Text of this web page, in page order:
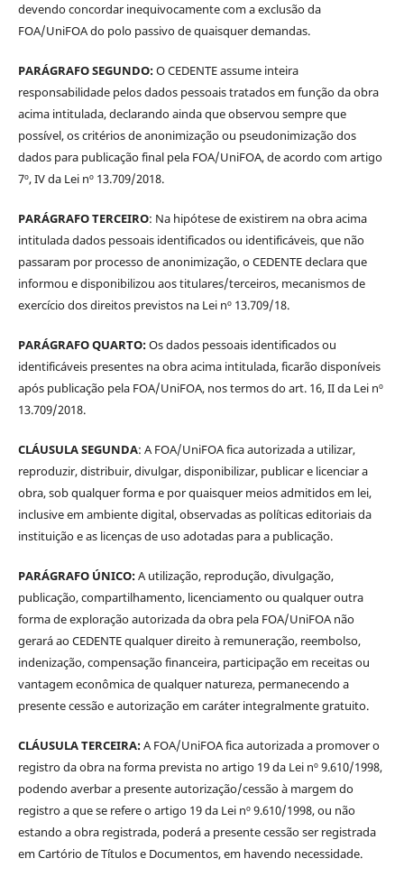
devendo concordar inequivocamente com a exclusão da
FOA/UniFOA do polo passivo de quaisquer demandas.
PARÁGRAFO SEGUNDO:O CEDENTE assume inteira
responsabilidade pelos dados pessoais tratados em função da obra
acima intitulada, declarando ainda que observou sempre que
possível, os critérios de anonimização ou pseudonimização dos
dados para publicação final pela FOA/UniFOA, de acordo com artigo
7º, IV da Lei nº 13.709/2018.
PARÁGRAFO TERCEIRO: Na hipótese de existirem na obra acima
intitulada dados pessoais identificados ou identificáveis, que não
passaram por processo de anonimização, o CEDENTE declara que
informou e disponibilizou aos titulares/terceiros, mecanismos de
exercício dos direitos previstos na Lei nº 13.709/18.
PARÁGRAFO QUARTO:Os dados pessoais identificados ou
identificáveis presentes na obra acima intitulada, ficarão disponíveis
após publicação pela FOA/UniFOA, nos termos do art. 16, II da Lei nº
13.709/2018.
CLÁUSULA SEGUNDA: A FOA/UniFOA fica autorizada a utilizar,
reproduzir, distribuir, divulgar, disponibilizar, publicar e licenciar a
obra, sob qualquer forma e por quaisquer meios admitidos em lei,
inclusive em ambiente digital, observadas as políticas editoriais da
instituição e as licenças de uso adotadas para a publicação.
PARÁGRAFO ÚNICO:A utilização, reprodução, divulgação,
publicação, compartilhamento, licenciamento ou qualquer outra
forma de exploração autorizada da obra pela FOA/UniFOA não
gerará ao CEDENTE qualquer direito à remuneração, reembolso,
indenização, compensação financeira, participação em receitas ou
vantagem econômica de qualquer natureza, permanecendo a
presente cessão e autorização em caráter integralmente gratuito.
CLÁUSULA TERCEIRA:A FOA/UniFOA fica autorizada a promover o
registro da obra na forma prevista no artigo 19 da Lei nº 9.610/1998,
podendo averbar a presente autorização/cessão à margem do
registro a que se refere o artigo 19 da Lei nº 9.610/1998, ou não
estando a obra registrada, poderá a presente cessão ser registrada
em Cartório de Títulos e Documentos, em havendo necessidade.